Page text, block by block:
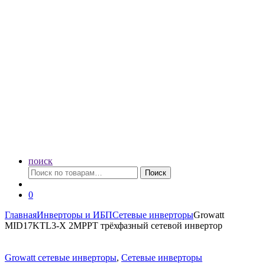
поиск
Искать:
Поиск
0
ГлавнаяИнверторы и ИБПСетевые инверторыGrowatt
MID17KTL3-X 2MPPT трёхфазный сетевой инвертор
Growatt сетевые инверторы, Сетевые инверторы